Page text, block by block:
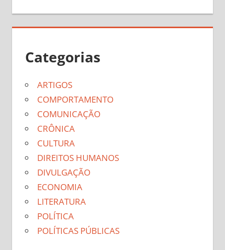
Categorias
ARTIGOS
COMPORTAMENTO
COMUNICAÇÃO
CRÔNICA
CULTURA
DIREITOS HUMANOS
DIVULGAÇÃO
ECONOMIA
LITERATURA
POLÍTICA
POLÍTICAS PÚBLICAS